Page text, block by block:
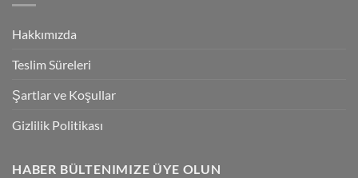
Sürücüsü
Hakkımızda
Teslim Süreleri
Şartlar ve Koşullar
Gizlilik Politikası
HABER BÜLTENIMIZE ÜYE OLUN